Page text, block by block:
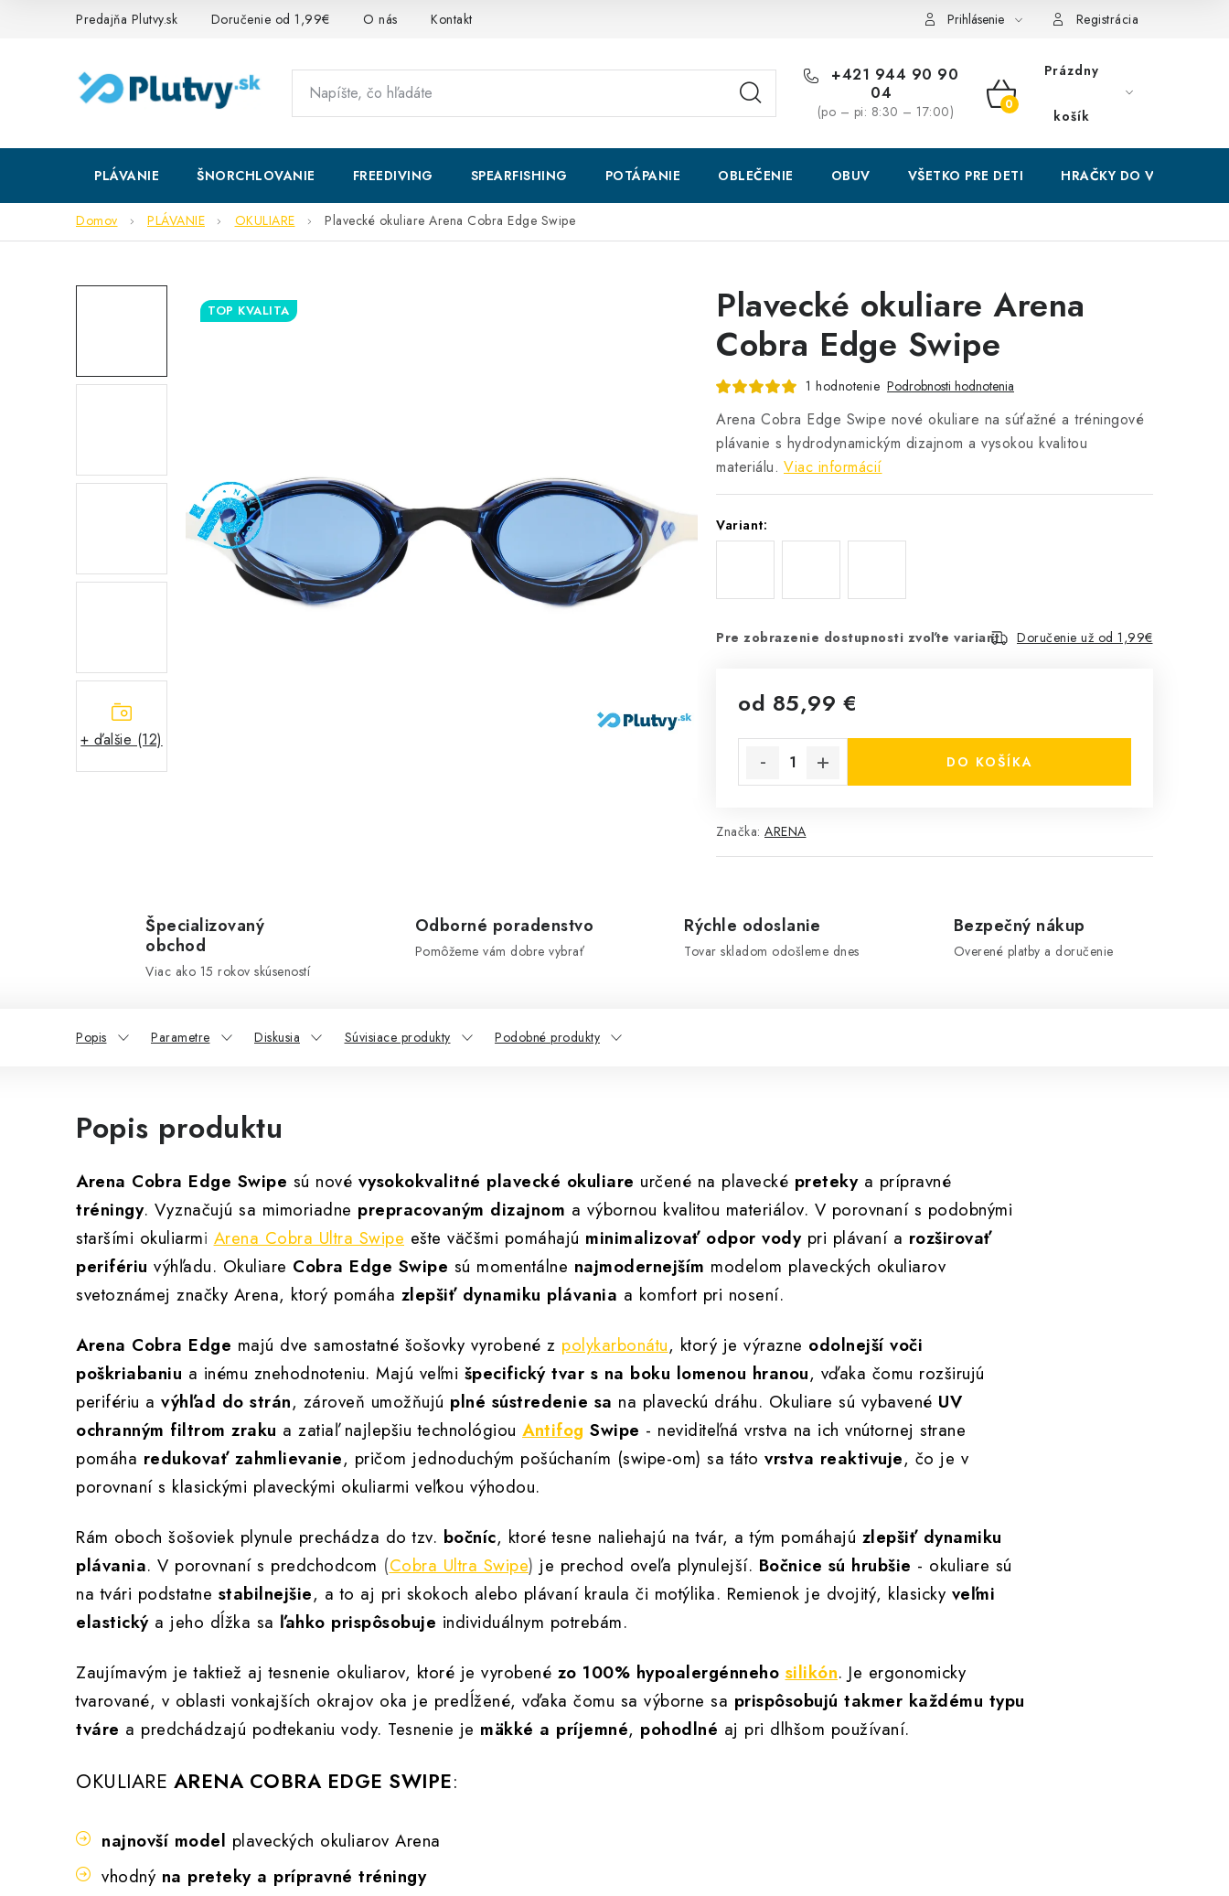
Predajňa Plutvy.sk Doručenie od 1,99€ O nás Kontakt Prihlásenie Registrácia
+421 944 90 90
04
(po – pi: 8:30 – 17:00)
NÁKUPNÝ
Prázdny
košík
PLÁVANIE ŠNORCHLOVANIE FREEDIVING SPEARFISHING POTÁPANIE OBLEČENIE OBUV VŠETKO PRE DETI HRAČKY DO VODY
Domov PLÁVANIE OKULIARE Plavecké okuliare Arena Cobra Edge Swipe
+ ďalšie (12)
Plavecké okuliare Arena
Cobra Edge Swipe
1 hodnotenie Podrobnosti hodnotenia
Arena Cobra Edge Swipe nové okuliare na súťažné a tréningové
plávanie s hydrodynamickým dizajnom a vysokou kvalitou
materiálu. Viac informácií
Variant:
Pre zobrazenie dostupnosti zvoľte variant Doručenie už od 1,99€
od 85,99 €
DO KOŠÍKA
Značka: ARENA
TOP KVALITA
Špecializovaný
obchod
Viac ako 15 rokov skúseností
Odborné poradenstvo
Pomôžeme vám dobre vybrať
Rýchle odoslanie
Tovar skladom odošleme dnes
Bezpečný nákup
Overené platby a doručenie
Popis Parametre Diskusia Súvisiace produkty Podobné produkty
Popis produktu
Arena Cobra Edge Swipe sú nové vysokokvalitné plavecké okuliare určené na plavecké pretekya prípravné
tréningy. Vyznačujú sa mimoriadne prepracovaným dizajnom a výbornou kvalitou materiálov. V porovnaní s podobnými
staršími okuliarmi Arena Cobra Ultra Swipe ešte väčšmi pomáhajú minimalizovať odpor vodypri plávaní a rozširovať
perifériu výhľadu. Okuliare Cobra Edge Swipe sú momentálne najmodernejším modelom plaveckých okuliarov
svetoznámej značky Arena, ktorý pomáha zlepšiť dynamiku plávania a komfort pri nosení.
Arena Cobra Edge majú dve samostatné šošovky vyrobené z polykarbonátu, ktorý je výrazne odolnejší voči
poškriabaniu a inému znehodnoteniu. Majú veľmi špecifický tvar s na boku lomenou hranou, vďaka čomu rozširujú
perifériu a výhľad do strán, zároveň umožňujú plné sústredenie sa na plaveckú dráhu. Okuliare sú vybavené UV
ochranným filtrom zraku a zatiaľ najlepšiu technológiou Antifog Swipe - neviditeľná vrstva na ich vnútornej strane
pomáha redukovať zahmlievanie, pričom jednoduchým pošúchaním (swipe-om) sa táto vrstva reaktivuje, čo je v
porovnaní s klasickými plaveckými okuliarmi veľkou výhodou.
Rám oboch šošoviek plynule prechádza do tzv. bočníc, ktoré tesne naliehajú na tvár, a tým pomáhajú zlepšiť dynamiku
plávania. V porovnaní s predchodcom (Cobra Ultra Swipe) je prechod oveľa plynulejší. Bočnice sú hrubšie - okuliare sú
na tvári podstatne stabilnejšie, a to aj pri skokoch alebo plávaní kraula či motýlika. Remienok je dvojitý, klasicky veľmi
elastickýa jeho dĺžka sa ľahko prispôsobuje individuálnym potrebám.
Zaujímavým je taktiež aj tesnenie okuliarov, ktoré je vyrobené zo 100% hypoalergénneho silikón. Je ergonomicky
tvarované, v oblasti vonkajších okrajov oka je predĺžené, vďaka čomu sa výborne sa prispôsobujú takmer každému typu
tváre a predchádzajú podtekaniu vody. Tesnenie je mäkké a príjemné, pohodlné aj pri dlhšom používaní.
OKULIARE ARENA COBRA EDGE SWIPE:
najnovší model plaveckých okuliarov Arena
vhodný na preteky a prípravné tréningy